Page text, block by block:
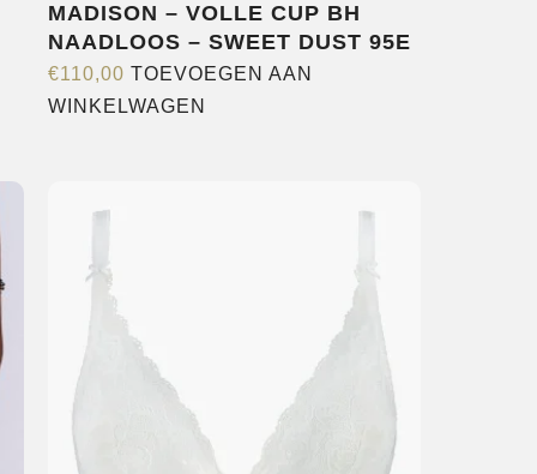
MADISON – VOLLE CUP BH
NAADLOOS – SWEET DUST 95E
€110,00 TOEVOEGEN AAN
WINKELWAGEN